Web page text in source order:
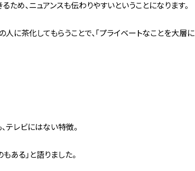
ため、ニュアンスも伝わりやすいということになります。
に茶化してもらうことで、「プライベートなことを大層に
テレビにはない特徴。
ある」と語りました。